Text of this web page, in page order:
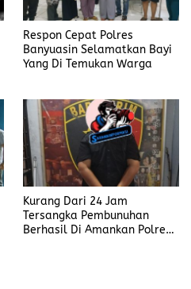
Respon Cepat Polres
Banyuasin Selamatkan Bayi
Yang Di Temukan Warga
Kurang Dari 24 Jam
Tersangka Pembunuhan
Berhasil Di Amankan Polres